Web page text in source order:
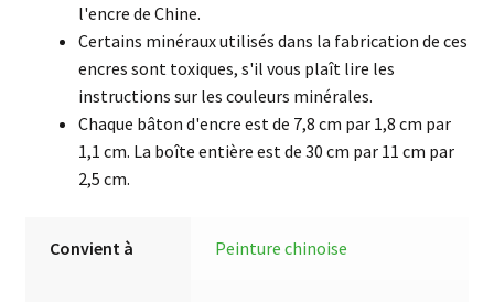
l'encre de Chine.
Certains minéraux utilisés dans la fabrication de ces
encres sont toxiques, s'il vous plaît lire les
instructions sur les couleurs minérales.
Chaque bâton d'encre est de 7,8 cm par 1,8 cm par
1,1 cm. La boîte entière est de 30 cm par 11 cm par
2,5 cm.
Convient à Peinture chinoise